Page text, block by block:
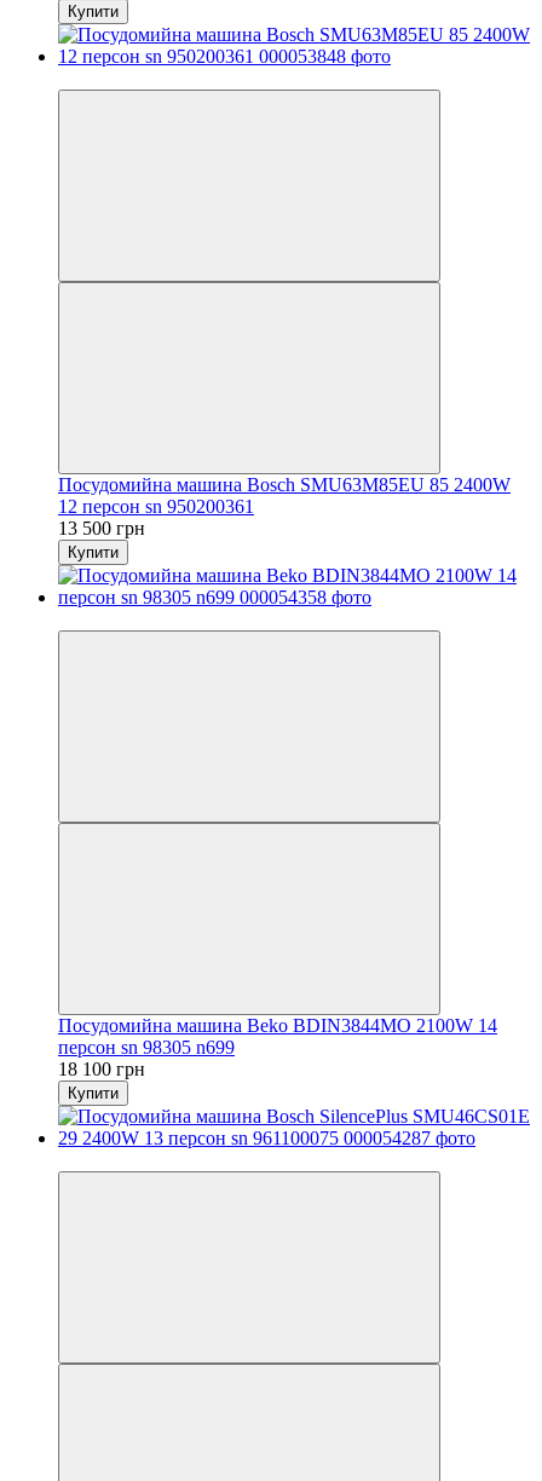
Купити
Посудомийна машина Bosch SMU63M85EU 85 2400W
12 персон sn 950200361
13 500 грн
Купити
Посудомийна машина Beko BDIN3844MO 2100W 14
персон sn 98305 n699
18 100 грн
Купити